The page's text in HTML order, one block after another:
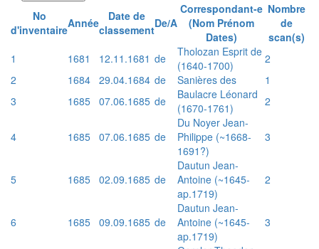
No
d'inventaireAnnée
Date de
classementDe/A
Correspondant-e
(Nom Prénom
Dates)
Nombre
de
scan(s)
1
1681 12.11.1681 de
Tholozan Esprit de
(1640-1700)
2
2
1684 29.04.1684 de Sanières des
1
3
1685 07.06.1685 de
Baulacre Léonard
(1670-1761)
2
4 1685 07.06.1685 de
Du Noyer Jean-
Philippe (~1668-
1691?)
3
5 1685 02.09.1685 de
Dautun Jean-
Antoine (~1645-
ap.1719)
2
6 1685 09.09.1685 de
Dautun Jean-
Antoine (~1645-
ap.1719)
3